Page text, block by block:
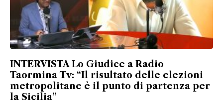
INTERVISTA Lo Giudice a Radio
Taormina Tv: “Il risultato delle elezioni
metropolitane è il punto di partenza per
la Sicilia”